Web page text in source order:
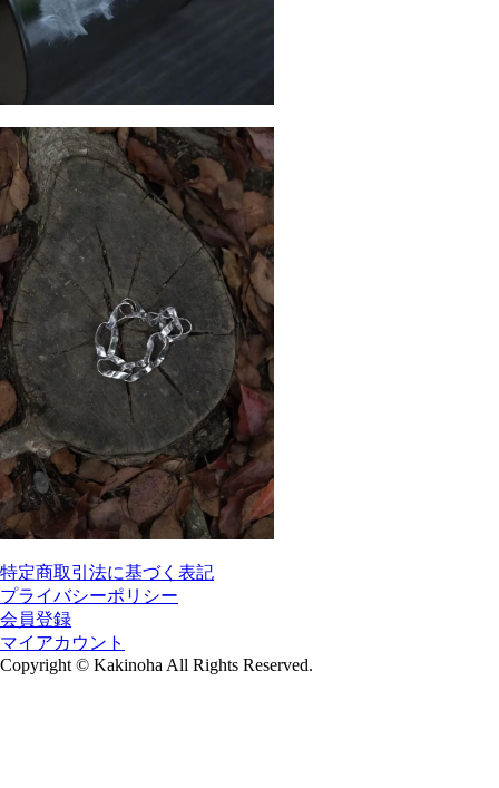
特定商取引法に基づく表記
プライバシーポリシー
会員登録
マイアカウント
Copyright © Kakinoha All Rights Reserved.